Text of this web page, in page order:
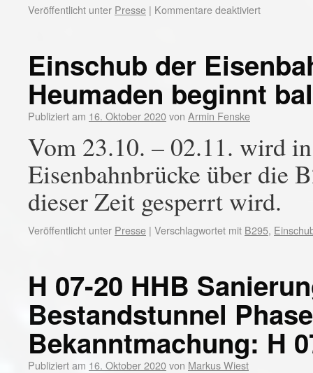
Veröffentlicht unter Presse | Kommentare deaktiviert
Einschub der
Heumaden beginnt
Publiziert am 16. Oktober 2020von Armin Fenske
Vom 23.10. – 02.11. wird
Eisenbahnbrücke über die
dieser Zeit gesperrt wird.
Veröffentlicht unter Presse | Verschlagwortet mit B295,
H 07-20 HHB
Bestandstunnel
Bekanntmachung: H
Publiziert am 16. Oktober 2020von Markus Wiest